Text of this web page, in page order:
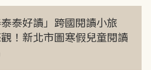
泰泰好讀」跨國閱讀小旅
！新北市圖寒假兒童閱讀